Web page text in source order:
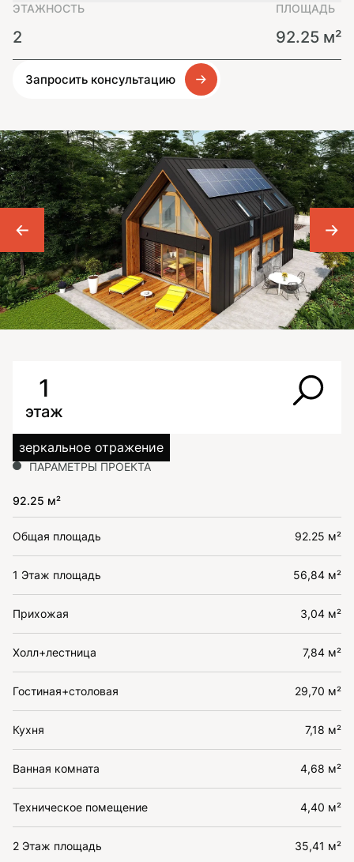
ЭТАЖНОСТЬ
2
ПЛОЩАДЬ
92.25 м²
Запросить консультацию
1
этаж
зеркальное отражение
ПАРАМЕТРЫ ПРОЕКТА
92.25 м²
Общая площадь 92.25 м²
1 Этаж площадь 56,84 м²
Прихожая 3,04 м²
Холл+лестница 7,84 м²
Гостиная+столовая 29,70 м²
Кухня 7,18 м²
Ванная комната 4,68 м²
Техническое помещение 4,40 м²
2 Этаж площадь 35,41 м²